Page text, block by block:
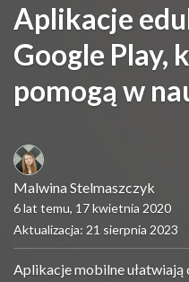
Aplikacje
Google Play,
pomogą w
Malwina Stelmaszczyk
6 lat temu, 17 kwietnia 2020
Aktualizacja: 21 sierpnia 2023
Aplikacje mobilne